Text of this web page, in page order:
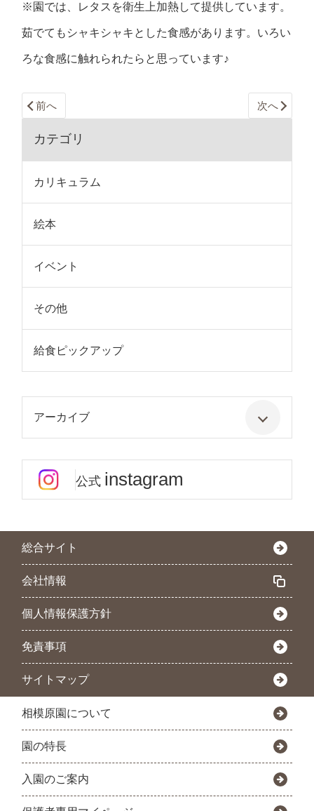
※園では、レタスを衛生上加熱して提供しています。
茹でてもシャキシャキとした食感があります。いろい
ろな食感に触れられたらと思っています♪
前へ 次へ
カテゴリ
カリキュラム
絵本
イベント
その他
給食ピックアップ
アーカイブ
公式 instagram
総合サイト
会社情報
個人情報保護方針
免責事項
サイトマップ
相模原園について
園の特長
入園のご案内